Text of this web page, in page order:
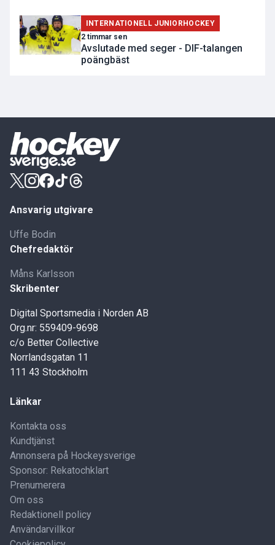
INTERNATIONELL JUNIORHOCKEY
2 timmar sen
Avslutade med seger - DIF-talangen
poängbäst
Ansvarig utgivare
Uffe Bodin
Chefredaktör
Måns Karlsson
Skribenter
Digital Sportsmedia i Norden AB
Org.nr: 559409-9698
c/o Better Collective
Norrlandsgatan 11
111 43 Stockholm
Länkar
Kontakta oss
Kundtjänst
Annonsera på Hockeysverige
Sponsor: Rekatochklart
Prenumerera
Om oss
Redaktionell policy
Användarvillkor